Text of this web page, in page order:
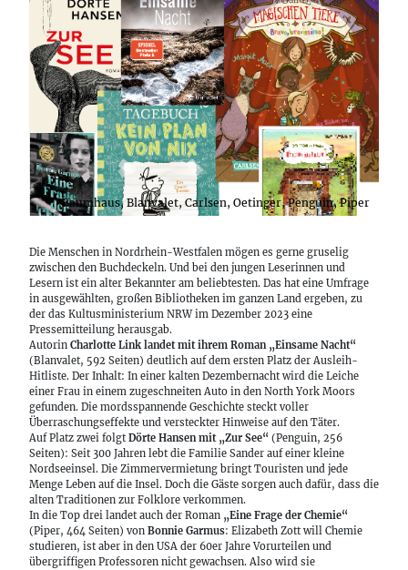
Baumhaus, Blanvalet, Carlsen, Oetinger, Penguin, Piper
Die Menschen in Nordrhein-Westfalen mögen es gerne gruselig
zwischen den Buchdeckeln. Und bei den jungen Leserinnen und
Lesern ist ein alter Bekannter am beliebtesten. Das hat eine Umfrage
in ausgewählten, großen Bibliotheken im ganzen Land ergeben, zu
der das Kultusministerium NRW im Dezember 2023 eine
Pressemitteilung herausgab.
Autorin Charlotte Link landet mit ihrem Roman „Einsame Nacht“
(Blanvalet, 592 Seiten) deutlich auf dem ersten Platz der Ausleih-
Hitliste. Der Inhalt: In einer kalten Dezembernacht wird die Leiche
einer Frau in einem zugeschneiten Auto in den North York Moors
gefunden. Die mordsspannende Geschichte steckt voller
Überraschungseffekte und versteckter Hinweise auf den Täter.
Auf Platz zwei folgtDörte Hansen mit „Zur See“ (Penguin, 256
Seiten): Seit 300 Jahren lebt die Familie Sander auf einer kleine
Nordseeinsel. Die Zimmervermietung bringt Touristen und jede
Menge Leben auf die Insel. Doch die Gäste sorgen auch dafür, dass die
alten Traditionen zur Folklore verkommen.
In die Top drei landet auch der Roman „Eine Frage der Chemie“
(Piper, 464 Seiten) von Bonnie Garmus: Elizabeth Zott will Chemie
studieren, ist aber in den USA der 60er Jahre Vorurteilen und
übergriffigen Professoren nicht gewachsen. Also wird sie